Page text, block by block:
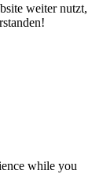
weiter nutzt,
while you